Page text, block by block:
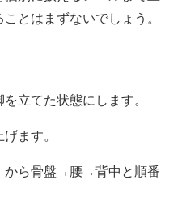
とはまずないでしょう。
立てた状態にします。
ます。
から骨盤→腰→背中と順番